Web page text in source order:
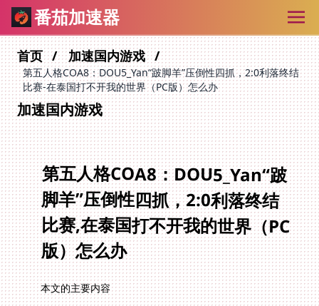
番茄加速器
首页 加速国内游戏
第五人格COA8：DOU5_Yan“跛脚羊”压倒性四抓，2:0利落终结
比赛-在泰国打不开我的世界（PC版）怎么办
加速国内游戏
第五人格COA8：DOU5_Yan“跛
脚羊”压倒性四抓，2:0利落终结
比赛,在泰国打不开我的世界（PC
版）怎么办
本文的主要内容